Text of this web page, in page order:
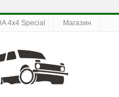
4x4 Special Магазин